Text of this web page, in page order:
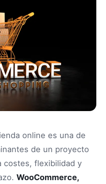
online es una de
de un proyecto
costes, flexibilidad y
WooCommerce,